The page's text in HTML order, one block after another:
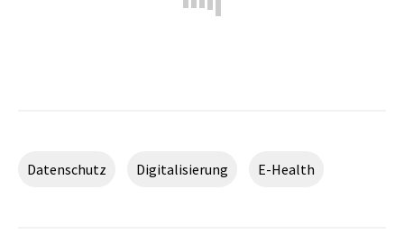
Datenschutz Digitalisierung E-Health